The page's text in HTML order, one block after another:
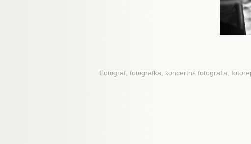
Fotograf, fotografka, koncertná fotografia,